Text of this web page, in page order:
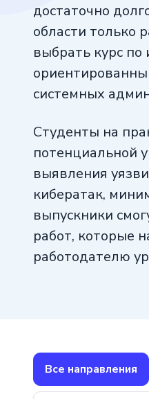
достаточно
области только
выбрать курс
системных
Студенты на
потенциальной
выявления
кибератак,
выпускники
работ, которые
работодателю
Все направления